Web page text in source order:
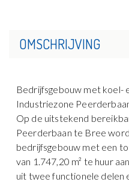
OMSCHRIJVING
Bedrijfsgebouw met koel-
Industriezone
Op de uitstekend
Peerderbaan te Bree
bedrijfsgebouw met een
van 1.747,20 m² te huur
uit twee functionele delen